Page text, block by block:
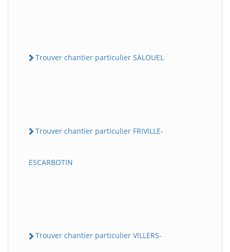
Trouver chantier particulier SALOUEL
Trouver chantier particulier FRIVILLE-
ESCARBOTIN
Trouver chantier particulier VILLERS-